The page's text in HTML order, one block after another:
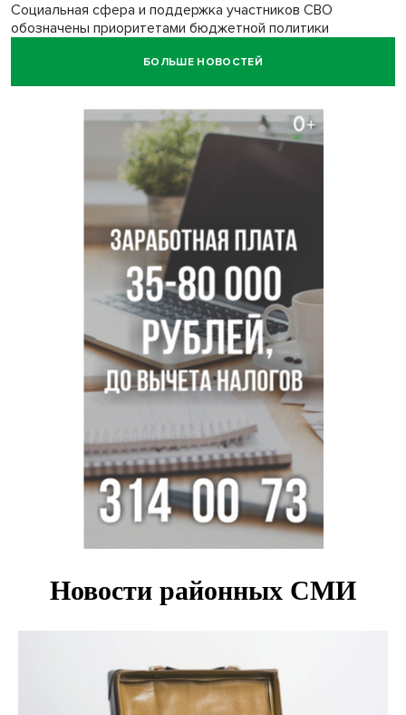
Социальная сфера и поддержка участников СВО
обозначены приоритетами бюджетной политики
БОЛЬШЕ НОВОСТЕЙ